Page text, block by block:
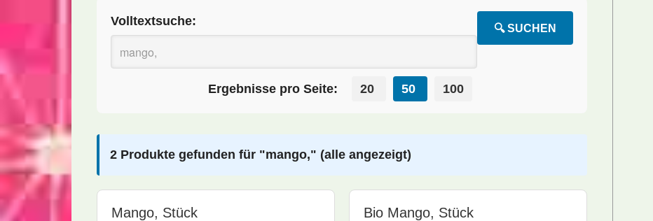
Volltextsuche:
🔍 SUCHEN
Ergebnisse pro Seite: 20 50 100
2 Produkte gefunden für "mango," (alle angezeigt)
Mango, Stück Bio Mango, Stück